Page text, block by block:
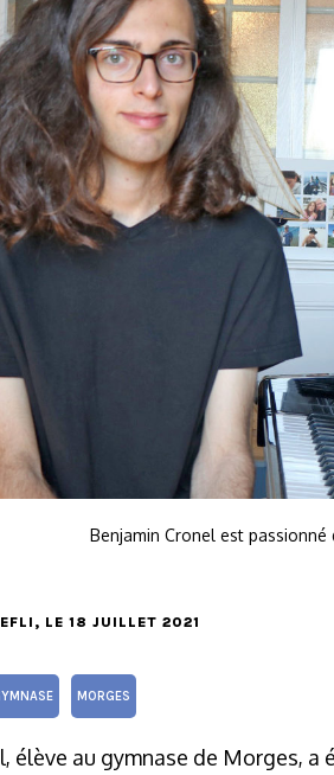
Benjamin Cronel est
, LE 18 JUILLET 2021
MORGES
élève au gymnase de Morges,